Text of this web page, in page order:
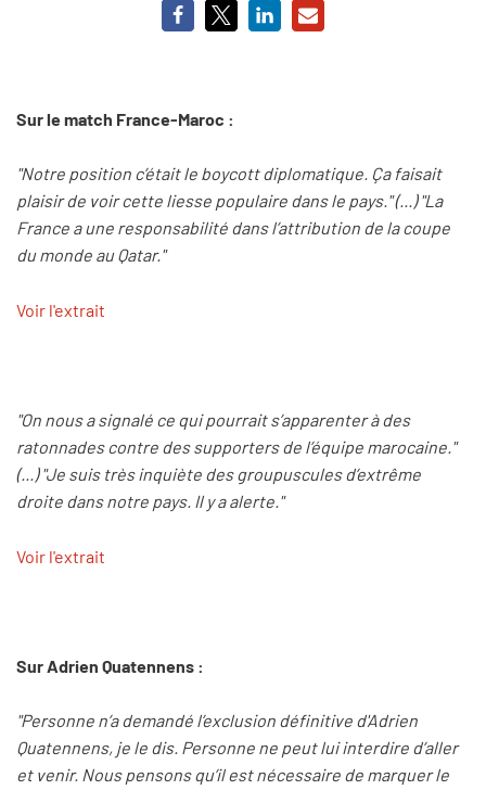
Sur le match France-Maroc :
"Notre position c’était le boycott diplomatique. Ça faisait
plaisir de voir cette liesse populaire dans le pays." (...) "La
France a une responsabilité dans l’attribution de la coupe
du monde au Qatar."
Voir l'extrait
"On nous a signalé ce qui pourrait s’apparenter à des
ratonnades contre des supporters de l’équipe marocaine."
(...) "Je suis très inquiète des groupuscules d’extrême
droite dans notre pays. Il y a alerte."
Voir l'extrait
Sur Adrien Quatennens :
"Personne n’a demandé l’exclusion définitive d'Adrien
Quatennens, je le dis. Personne ne peut lui interdire d’aller
et venir. Nous pensons qu’il est nécessaire de marquer le